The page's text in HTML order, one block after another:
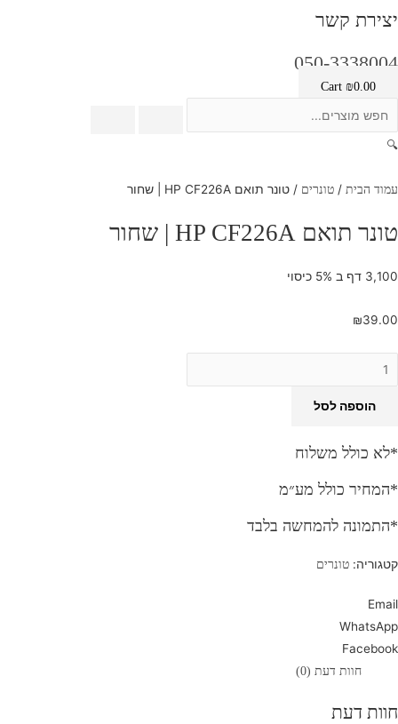
יצירת קשר
050-3338004
₪0.00
Cart
🔍
עמוד הבית / טונרים / טונר תואם HP CF226A | שחור
טונר תואם HP CF226A | שחור
3,100 דף ב 5% כיסוי
₪39.00
הוספה לסל
*לא כולל משלוח
*המחיר כולל מע״מ
*התמונה להמחשה בלבד
קטגוריה: טונרים
Email
WhatsApp
Facebook
חוות דעת (0)
חוות דעת